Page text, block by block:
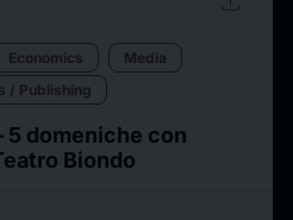
Economics
Media
/ Publishing
5 domeniche con
Biondo